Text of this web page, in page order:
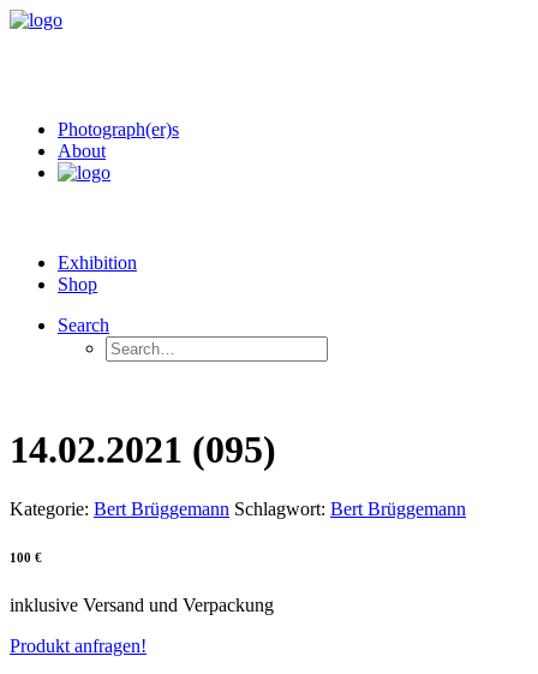
Photograph(er)s
About
Exhibition
Shop
Search
14.02.2021 (095)
Kategorie: Bert Brüggemann Schlagwort: Bert Brüggemann
100 €
inklusive Versand und Verpackung
Produkt anfragen!